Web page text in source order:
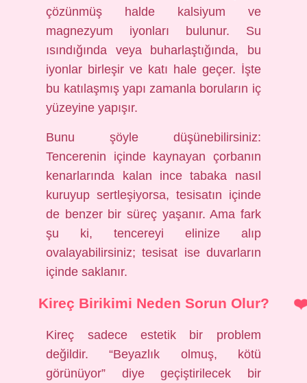
çözünmüş halde kalsiyum ve
magnezyum iyonları bulunur. Su
ısındığında veya buharlaştığında, bu
iyonlar birleşir ve katı hale geçer. İşte
bu katılaşmış yapı zamanla boruların iç
yüzeyine yapışır.
Bunu şöyle düşünebilirsiniz:
Tencerenin içinde kaynayan çorbanın
kenarlarında kalan ince tabaka nasıl
kuruyup sertleşiyorsa, tesisatın içinde
de benzer bir süreç yaşanır. Ama fark
şu ki, tencereyi elinize alıp
ovalayabilirsiniz; tesisat ise duvarların
içinde saklanır.
Kireç Birikimi Neden Sorun Olur?
Kireç sadece estetik bir problem
değildir. “Beyazlık olmuş, kötü
görünüyor” diye geçiştirilecek bir